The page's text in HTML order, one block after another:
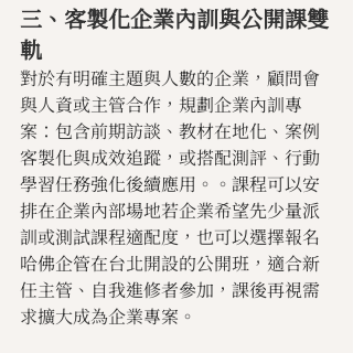
三、客製化企業內訓與公開課雙
軌
對於有明確主題與人數的企業，顧問會
與人資或主管合作，規劃企業內訓專
案：包含前期訪談、教材在地化、案例
客製化與成效追蹤，或搭配測評、行動
學習任務強化後續應用。。課程可以安
排在企業內部場地若企業希望先少量派
訓或測試課程適配度，也可以選擇報名
哈佛企管在台北開設的公開班，適合新
任主管、自我進修者參加，課後再視需
求擴大成為企業專案。